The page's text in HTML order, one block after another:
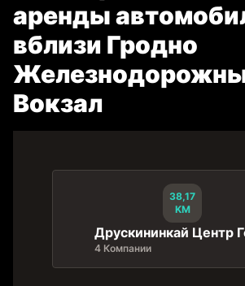
аренды
вблизи Гродно
Вокзал
38,17
KM
Друскининкай Центр
4 Компании